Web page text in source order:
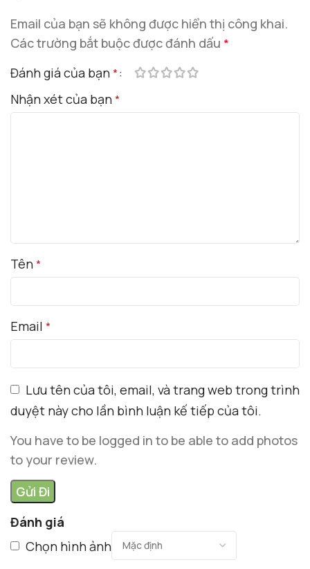
Đánh giá
Chọn hình ảnh
Email của bạn sẽ không được hiển thị công khai.
Các trường bắt buộc được đánh dấu *
Đánh giá của bạn*
Nhận xét của bạn*
Tên*
Email *
Lưu tên của tôi, email, và trang web trong trình
duyệt này cho lần bình luận kế tiếp của tôi.
You have to be logged in to be able to add photos
to your review.